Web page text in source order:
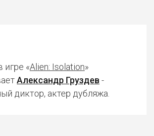
игре «Alien: Isolation»
Александр Груздев -
диктор, актер дубляжа.